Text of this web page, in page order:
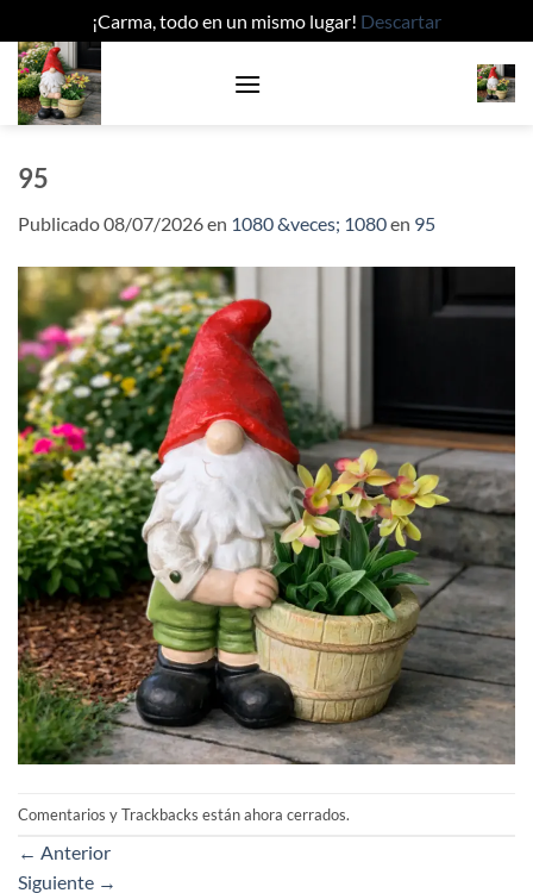
¡Carma, todo en un mismo lugar! Descartar
Saltar
contenido
95
Publicado08/07/2026en 1080 &veces; 1080en 95
Comentarios y Trackbacks están ahora cerrados.
← Anterior
Siguiente →